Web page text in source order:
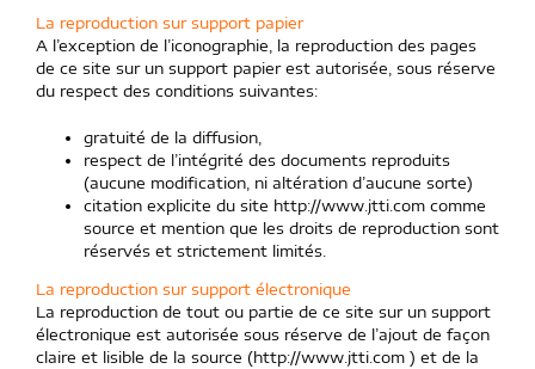
La reproduction sur support papier
A l’exception de l’iconographie, la reproduction des pages
de ce site sur un support papier est autorisée, sous réserve
du respect des conditions suivantes:
gratuité de la diffusion,
respect de l’intégrité des documents reproduits
(aucune modification, ni altération d’aucune sorte)
citation explicite du site http://www.jtti.com comme
source et mention que les droits de reproduction sont
réservés et strictement limités.
La reproduction sur support électronique
La reproduction de tout ou partie de ce site sur un support
électronique est autorisée sous réserve de l’ajout de façon
claire et lisible de la source (http://www.jtti.com ) et de la